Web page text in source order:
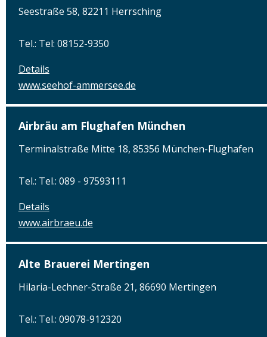
Seestraße 58, 82211 Herrsching
Tel.: Tel: 08152-9350
Details
www.seehof-ammersee.de
Airbräu am Flughafen München
Terminalstraße Mitte 18, 85356 München-Flughafen
Tel.: Tel.: 089 - 97593111
Details
www.airbraeu.de
Alte Brauerei Mertingen
Hilaria-Lechner-Straße 21, 86690 Mertingen
Tel.: Tel.: 09078-912320